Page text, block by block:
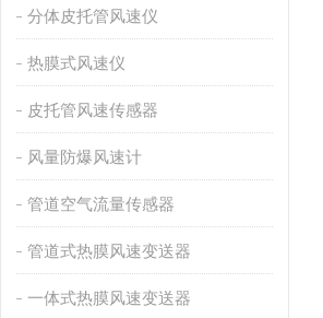
分体皮托管风速仪
热膜式风速仪
皮托管风速传感器
风量防爆风速计
管道空气流量传感器
管道式热膜风速变送器
一体式热膜风速变送器